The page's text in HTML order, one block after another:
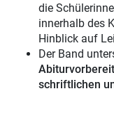
die
innerhalb des
Hinblick auf
Der Band
schriftlichen